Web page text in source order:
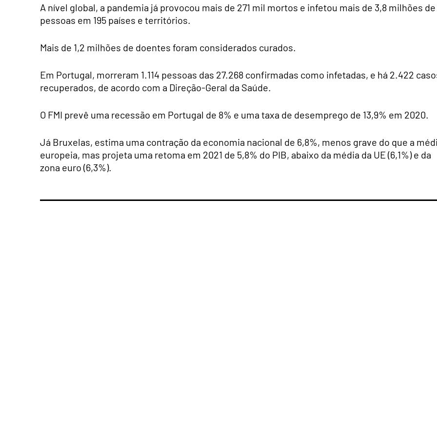
A nível global, a pandemia já provocou mais de 271 mil mortos e infetou mais de 3,8 milhões de
pessoas em 195 países e territórios.
Mais de 1,2 milhões de doentes foram considerados curados.
Em Portugal, morreram 1.114 pessoas das 27.268 confirmadas como infetadas, e há 2.422
recuperados, de acordo com a Direção-Geral da Saúde.
O FMI prevê uma recessão em Portugal de 8% e uma taxa de desemprego de 13,9% em 2020.
Já Bruxelas, estima uma contração da economia nacional de 6,8%, menos grave do que a
europeia, mas projeta uma retoma em 2021 de 5,8% do PIB, abaixo da média da UE (6,1%) e da
zona euro (6,3%).